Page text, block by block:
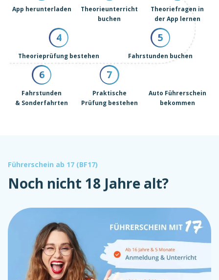
App herunterladen
Theorieunterricht
buchen
Theoriefragen in
der App lernen
5
Fahrstunden buchen
4
Theorieprüfung bestehen
6
Fahrstunden
& Sonderfahrten
7
Praktische
Prüfung bestehen
Auto Führerschein
bekommen
Führerschein ab 17 (BF17)
Noch nicht 18 Jahre alt?